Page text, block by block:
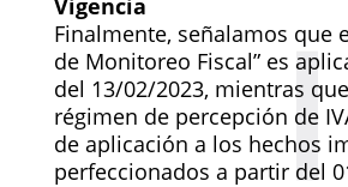
Vigencia
Finalmente, señalamos que
de Monitoreo Fiscal” es
del 13/02/2023, mientras
régimen de percepción de
de aplicación a los hechos
perfeccionados a partir del